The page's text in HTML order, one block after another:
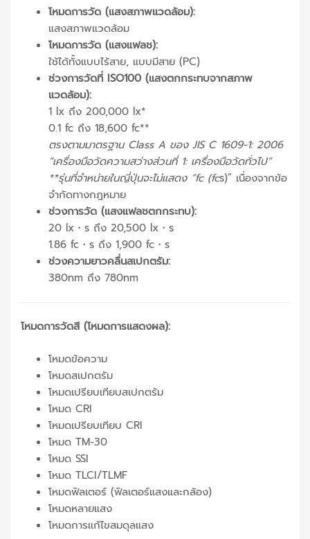
โหมดการวัด (แสงสภาพแวดล้อม):
แสงสภาพแวดล้อม
โหมดการวัด (แสงแฟลช):
ใช้ได้ทั้งแบบไร้สาย, แบบมีสาย (PC)
ช่วงการวัดที่ ISO100 (แสงตกกระทบจากสภาพ
แวดล้อม):
1 lx ถึง 200,000 lx*
0.1 fc ถึง 18,600 fc**
ตรงตามมาตรฐาน Class A ของ JIS C 1609-1: 2006
“เครื่องมือวัดความสว่างส่วนที่ 1: เครื่องมือวัดทั่วไป”
**รุ่นที่จำหน่ายในญี่ปุ่นจะไม่แสดง “fc (fcs)” เนื่องจากข้อ
จำกัดทางกฎหมาย
ช่วงการวัด (แสงแฟลชตกกระทบ):
20 lx・s ถึง 20,500 lx・s
1.86 fc・s ถึง 1,900 fc・s
ช่วงความยาวคลื่นสเปกตรัม:
380nm ถึง 780nm
โหมดการวัดสี (โหมดการแสดงผล):
โหมดข้อความ
โหมดสเปกตรัม
โหมดเปรียบเทียบสเปกตรัม
โหมด CRI
โหมดเปรียบเทียบ CRI
โหมด TM-30
โหมด SSI
โหมด TLCI/TLMF
โหมดฟิลเตอร์ (ฟิลเตอร์แสงและกล้อง)
โหมดหลายแสง
โหมดการแก้ไขสมดุลแสง